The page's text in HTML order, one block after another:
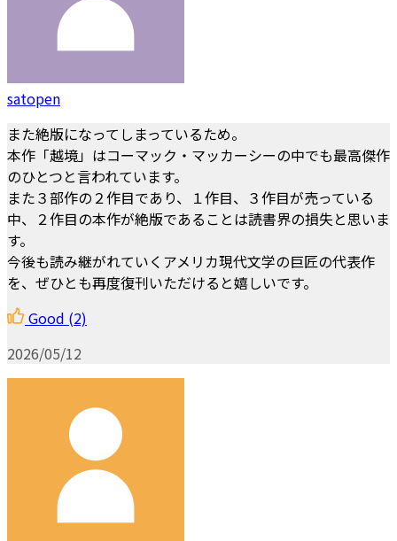
satopen
また絶版になってしまっているため。
本作「越境」はコーマック・マッカーシーの中でも最高傑作
のひとつと言われています。
また３部作の２作目であり、１作目、３作目が売っている
中、２作目の本作が絶版であることは読書界の損失と思いま
す。
今後も読み継がれていくアメリカ現代文学の巨匠の代表作
を、ぜひとも再度復刊いただけると嬉しいです。
Good (2)
2026/05/12